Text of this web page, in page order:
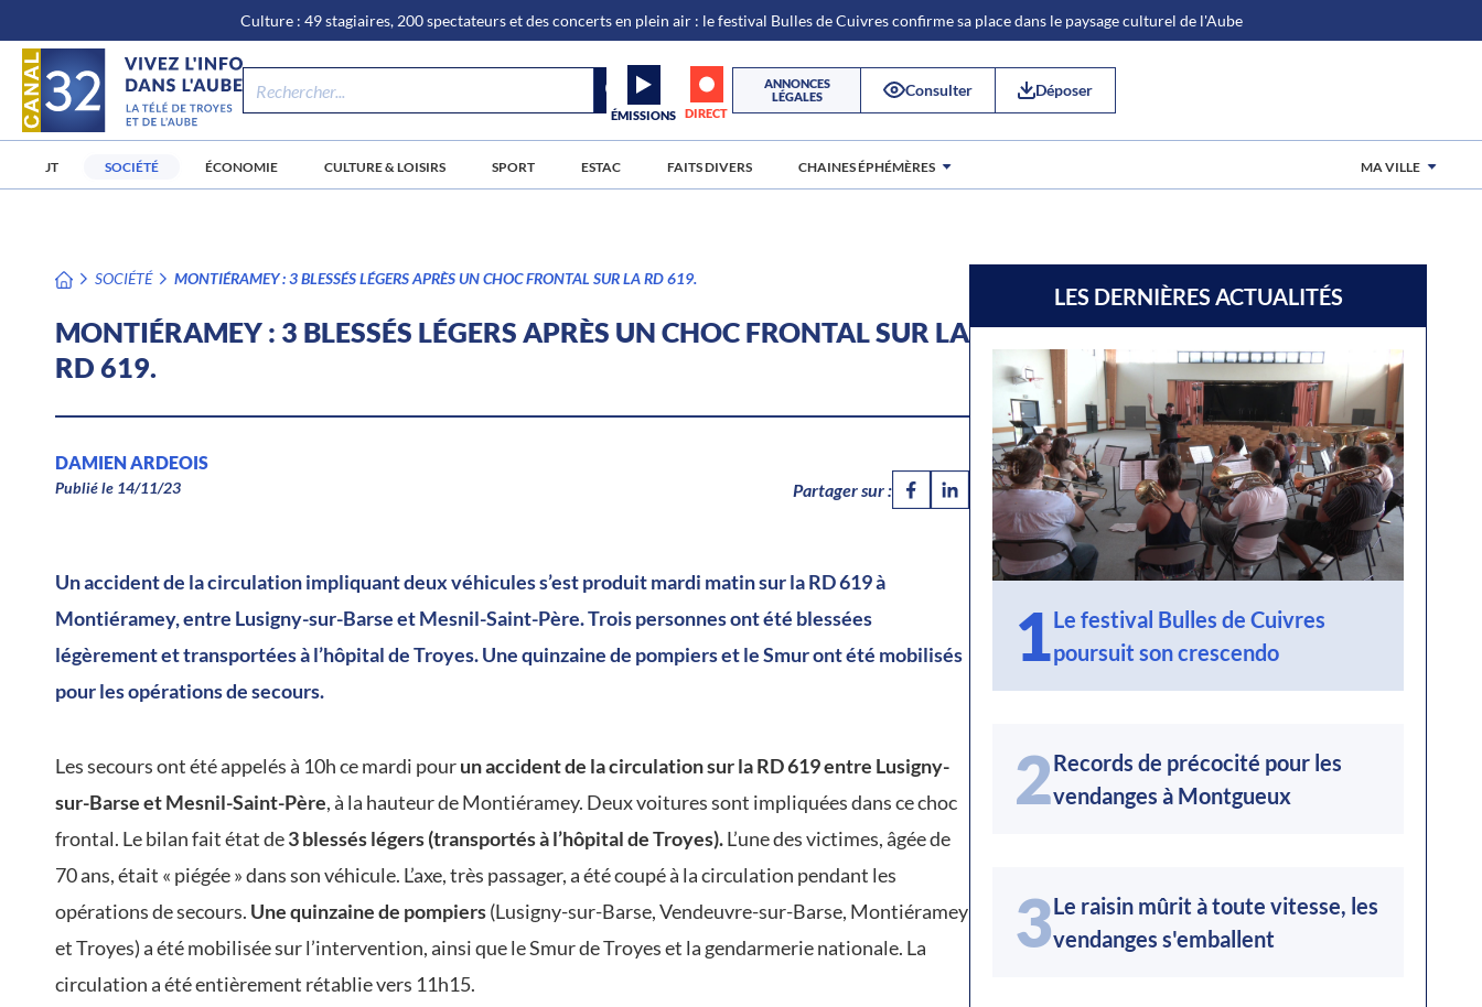
au
contenu
Culture : 49 stagiaires, 200 spectateurs et des concerts en plein air : le festival Bulles de Cuivres confirme sa place dans le paysage culturel de l'Aube
ÉMISSIONS DIRECT
ANNONCES
LÉGALES
Consulter Déposer
JT SOCIÉTÉ ÉCONOMIE CULTURE & LOISIRS SPORT ESTAC FAITS DIVERS CHAINES ÉPHÉMÈRES MA VILLE
SOCIÉTÉ MONTIÉRAMEY : 3 BLESSÉS LÉGERS APRÈS UN CHOC FRONTAL SUR LA RD 619.
MONTIÉRAMEY : 3 BLESSÉS LÉGERS APRÈS UN CHOC FRONTAL SUR LA
RD 619.
DAMIEN ARDEOIS
Publié le 14/11/23 Partager sur :
Un accident de la circulation impliquant deux véhicules s’est produit mardi matin sur la RD 619 à
Montiéramey, entre Lusigny-sur-Barse et Mesnil-Saint-Père. Trois personnes ont été blessées
légèrement et transportées à l’hôpital de Troyes. Une quinzaine de pompiers et le Smur ont été mobilisés
pour les opérations de secours.
Les secours ont été appelés à 10h ce mardi pourun accident de la circulation sur la RD 619 entre Lusigny-
sur-Barse et Mesnil-Saint-Père, à la hauteur de Montiéramey. Deux voitures sont impliquées dans ce choc
frontal. Le bilan fait état de3 blessés légers (transportés à l’hôpital de Troyes).L’une des victimes, âgée de
70 ans, était « piégée » dans son véhicule. L’axe, très passager, a été coupé à la circulation pendant les
opérations de secours. Une quinzaine de pompiers(Lusigny-sur-Barse, Vendeuvre-sur-Barse, Montiéramey
et Troyes) a été mobilisée sur l’intervention, ainsi que le Smur de Troyes et la gendarmerie nationale. La
circulation a été entièrement rétablie vers 11h15.
LES DERNIÈRES ACTUALITÉS
1Le festival Bulles de Cuivres
poursuit son crescendo
2Records de précocité pour les
vendanges à Montgueux
3Le raisin mûrit à toute vitesse, les
vendanges s'emballent